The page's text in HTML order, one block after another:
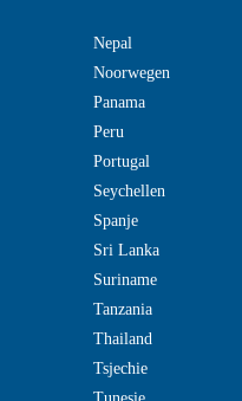
Nepal
Noorwegen
Panama
Peru
Portugal
Seychellen
Spanje
Sri Lanka
Suriname
Tanzania
Thailand
Tsjechie